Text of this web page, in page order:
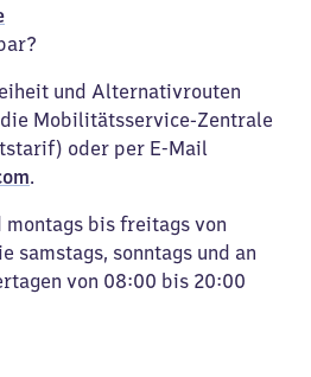
und Alternativrouten
Mobilitätsservice-Zentrale
oder per E-Mail
.
bis freitags von
samstags, sonntags und an
von 08:00 bis 20:00